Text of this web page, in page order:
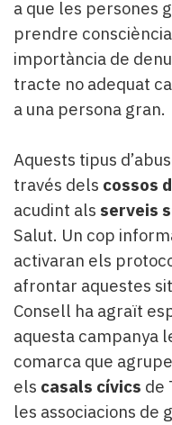
a que les persones
prendre
importància de
tracte no adequat
a una persona gran.
Aquests tipus
través dels cossos
acudint als serveis
Salut. Un cop
activaran els
afrontar aquestes
Consell ha agraït
aquesta campanya
comarca que
els casals cívics de
les associacions de